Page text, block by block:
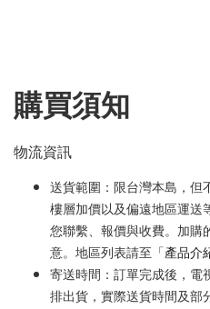
購買須知
物流資訊
送貨範圍：限台灣本島，但
樓層加價以及偏遠地區運送
您聯繫、報價與收費。加購
意。地區列表請至「產品介
寄送時間：訂單完成後，電
排出貨，實際送貨時間及部